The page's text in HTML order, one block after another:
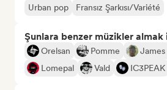
Urban pop
Fransız Şarkısı/Variété
Şunlara benzer müzikler
Orelsan Pomme James
Lomepal
Vald IC3PEAK